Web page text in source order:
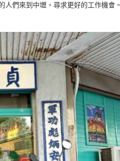
們來到中壢，尋求更好的工作機會。